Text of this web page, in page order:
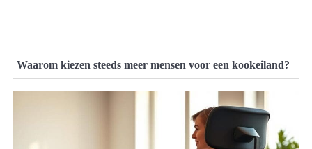
Waarom kiezen steeds meer mensen voor een kookeiland?